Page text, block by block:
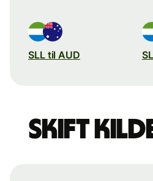
SLL til AUD
Skift